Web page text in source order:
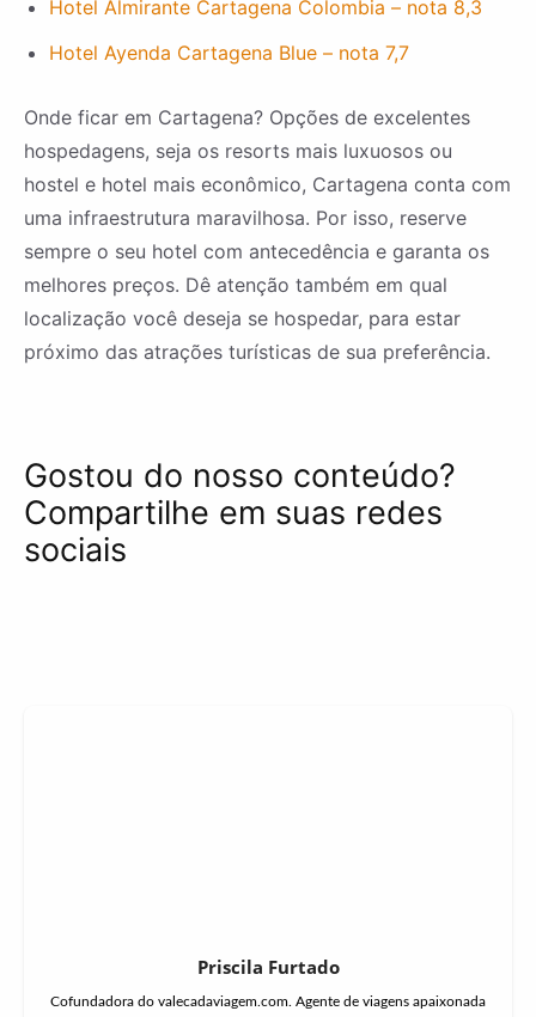
Hotel Almirante Cartagena Colombia – nota 8,3
Hotel Ayenda Cartagena Blue – nota 7,7
Onde ficar em Cartagena? Opções de excelentes
hospedagens, seja os resorts mais luxuosos ou
hostel e hotel mais econômico, Cartagena conta com
uma infraestrutura maravilhosa. Por isso, reserve
sempre o seu hotel com antecedência e garanta os
melhores preços. Dê atenção também em qual
localização você deseja se hospedar, para estar
próximo das atrações turísticas de sua preferência.
Gostou do nosso conteúdo?
Compartilhe em suas redes
sociais
Priscila Furtado
Cofundadora do valecadaviagem.com. Agente de viagens apaixonada